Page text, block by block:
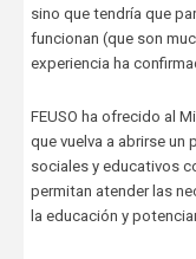
sino que tendría que
funcionan (que son
experiencia ha
FEUSO ha ofrecido al
que vuelva a abrirse
sociales y educativos
permitan atender las
la educación y